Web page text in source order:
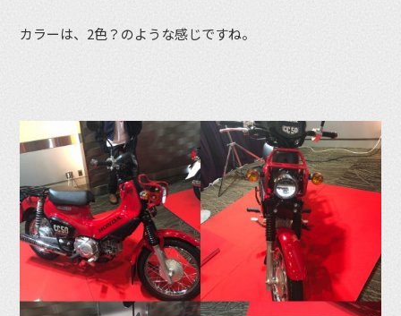
カラーは、2色？のような感じですね。